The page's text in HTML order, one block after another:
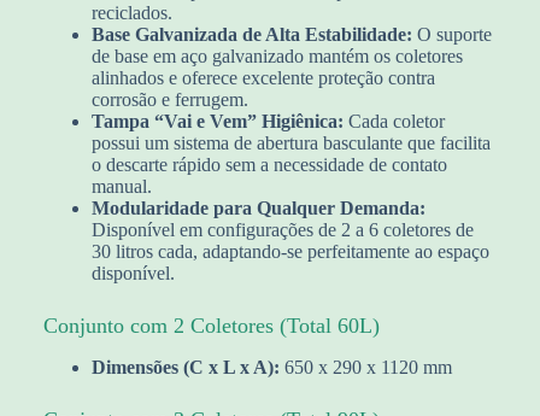
reciclados.
Base Galvanizada de Alta Estabilidade: O suporte
de base em aço galvanizado mantém os coletores
alinhados e oferece excelente proteção contra
corrosão e ferrugem.
Tampa “Vai e Vem” Higiênica: Cada coletor
possui um sistema de abertura basculante que facilita
o descarte rápido sem a necessidade de contato
manual.
Modularidade para Qualquer Demanda:
Disponível em configurações de 2 a 6 coletores de
30 litros cada, adaptando-se perfeitamente ao espaço
disponível.
Conjunto com 2 Coletores (Total 60L)
Dimensões (C x L x A): 650 x 290 x 1120 mm